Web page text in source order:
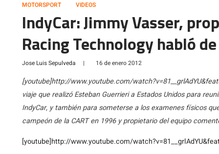
MOTORSPORT VIDEOS
IndyCar: Jimmy Vasser,
Racing Technology habló
Jose Luis Sepulveda | 16 de enero 2012
[youtube]http://www.youtube.com/
viaje que realizó Esteban Guerrieri a Estados Unidos para
IndyCar, y también para someterse a los examenes físicos
campeón de la CART en 1996 y propietario del equipo
[youtube]http://www.youtube.com/